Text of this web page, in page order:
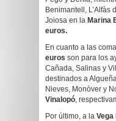
Benimantell, L’Alfàs
Joiosa en la Marina
euros.
En cuanto a las
euros son para los
Cañada, Salinas y
destinados a
Nieves, Monòver y
Vinalopó,
Por último, a la Vega